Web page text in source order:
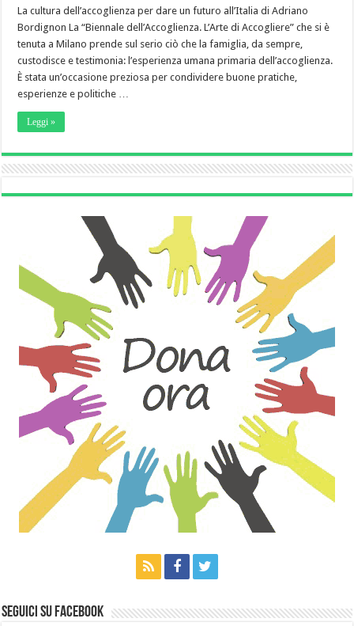
La cultura dell’accoglienza per dare un futuro all’Italia di Adriano
Bordignon La “Biennale dell’Accoglienza. L’Arte di Accogliere” che si è
tenuta a Milano prende sul serio ciò che la famiglia, da sempre,
custodisce e testimonia: l’esperienza umana primaria dell’accoglienza.
È stata un’occasione preziosa per condividere buone pratiche,
esperienze e politiche …
Leggi »
Seguici su Facebook